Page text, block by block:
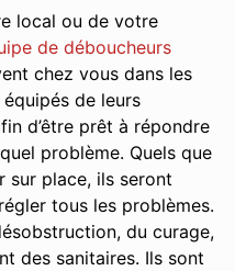
local ou de votre
de déboucheurs
chez vous dans les
de leurs
d’être prêt à répondre
problème. Quels que
sur place, ils seront
tous les problèmes.
du curage,
des sanitaires. Ils sont